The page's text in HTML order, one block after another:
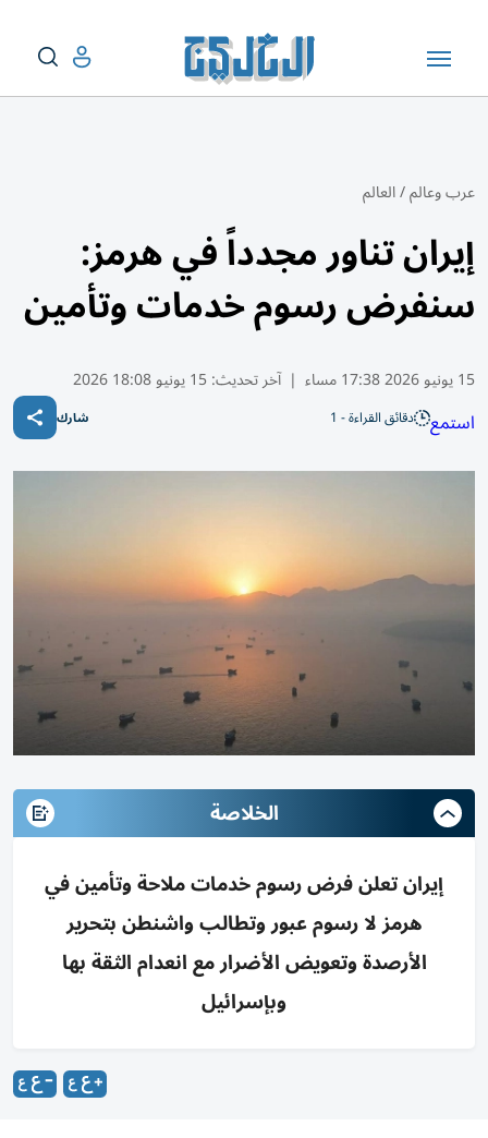
عرب وعالم/العالم
إيران تناور مجدداً في هرمز:
سنفرض رسوم خدمات وتأمين
15 يونيو 2026 17:38 مساء | آخر تحديث:15 يونيو 18:08 2026
استمع دقائق القراءة - 1 شارك
الخلاصة
إيران تعلن فرض رسوم خدمات ملاحة وتأمين في
هرمز لا رسوم عبور وتطالب واشنطن بتحرير
الأرصدة وتعويض الأضرار مع انعدام الثقة بها
وبإسرائيل